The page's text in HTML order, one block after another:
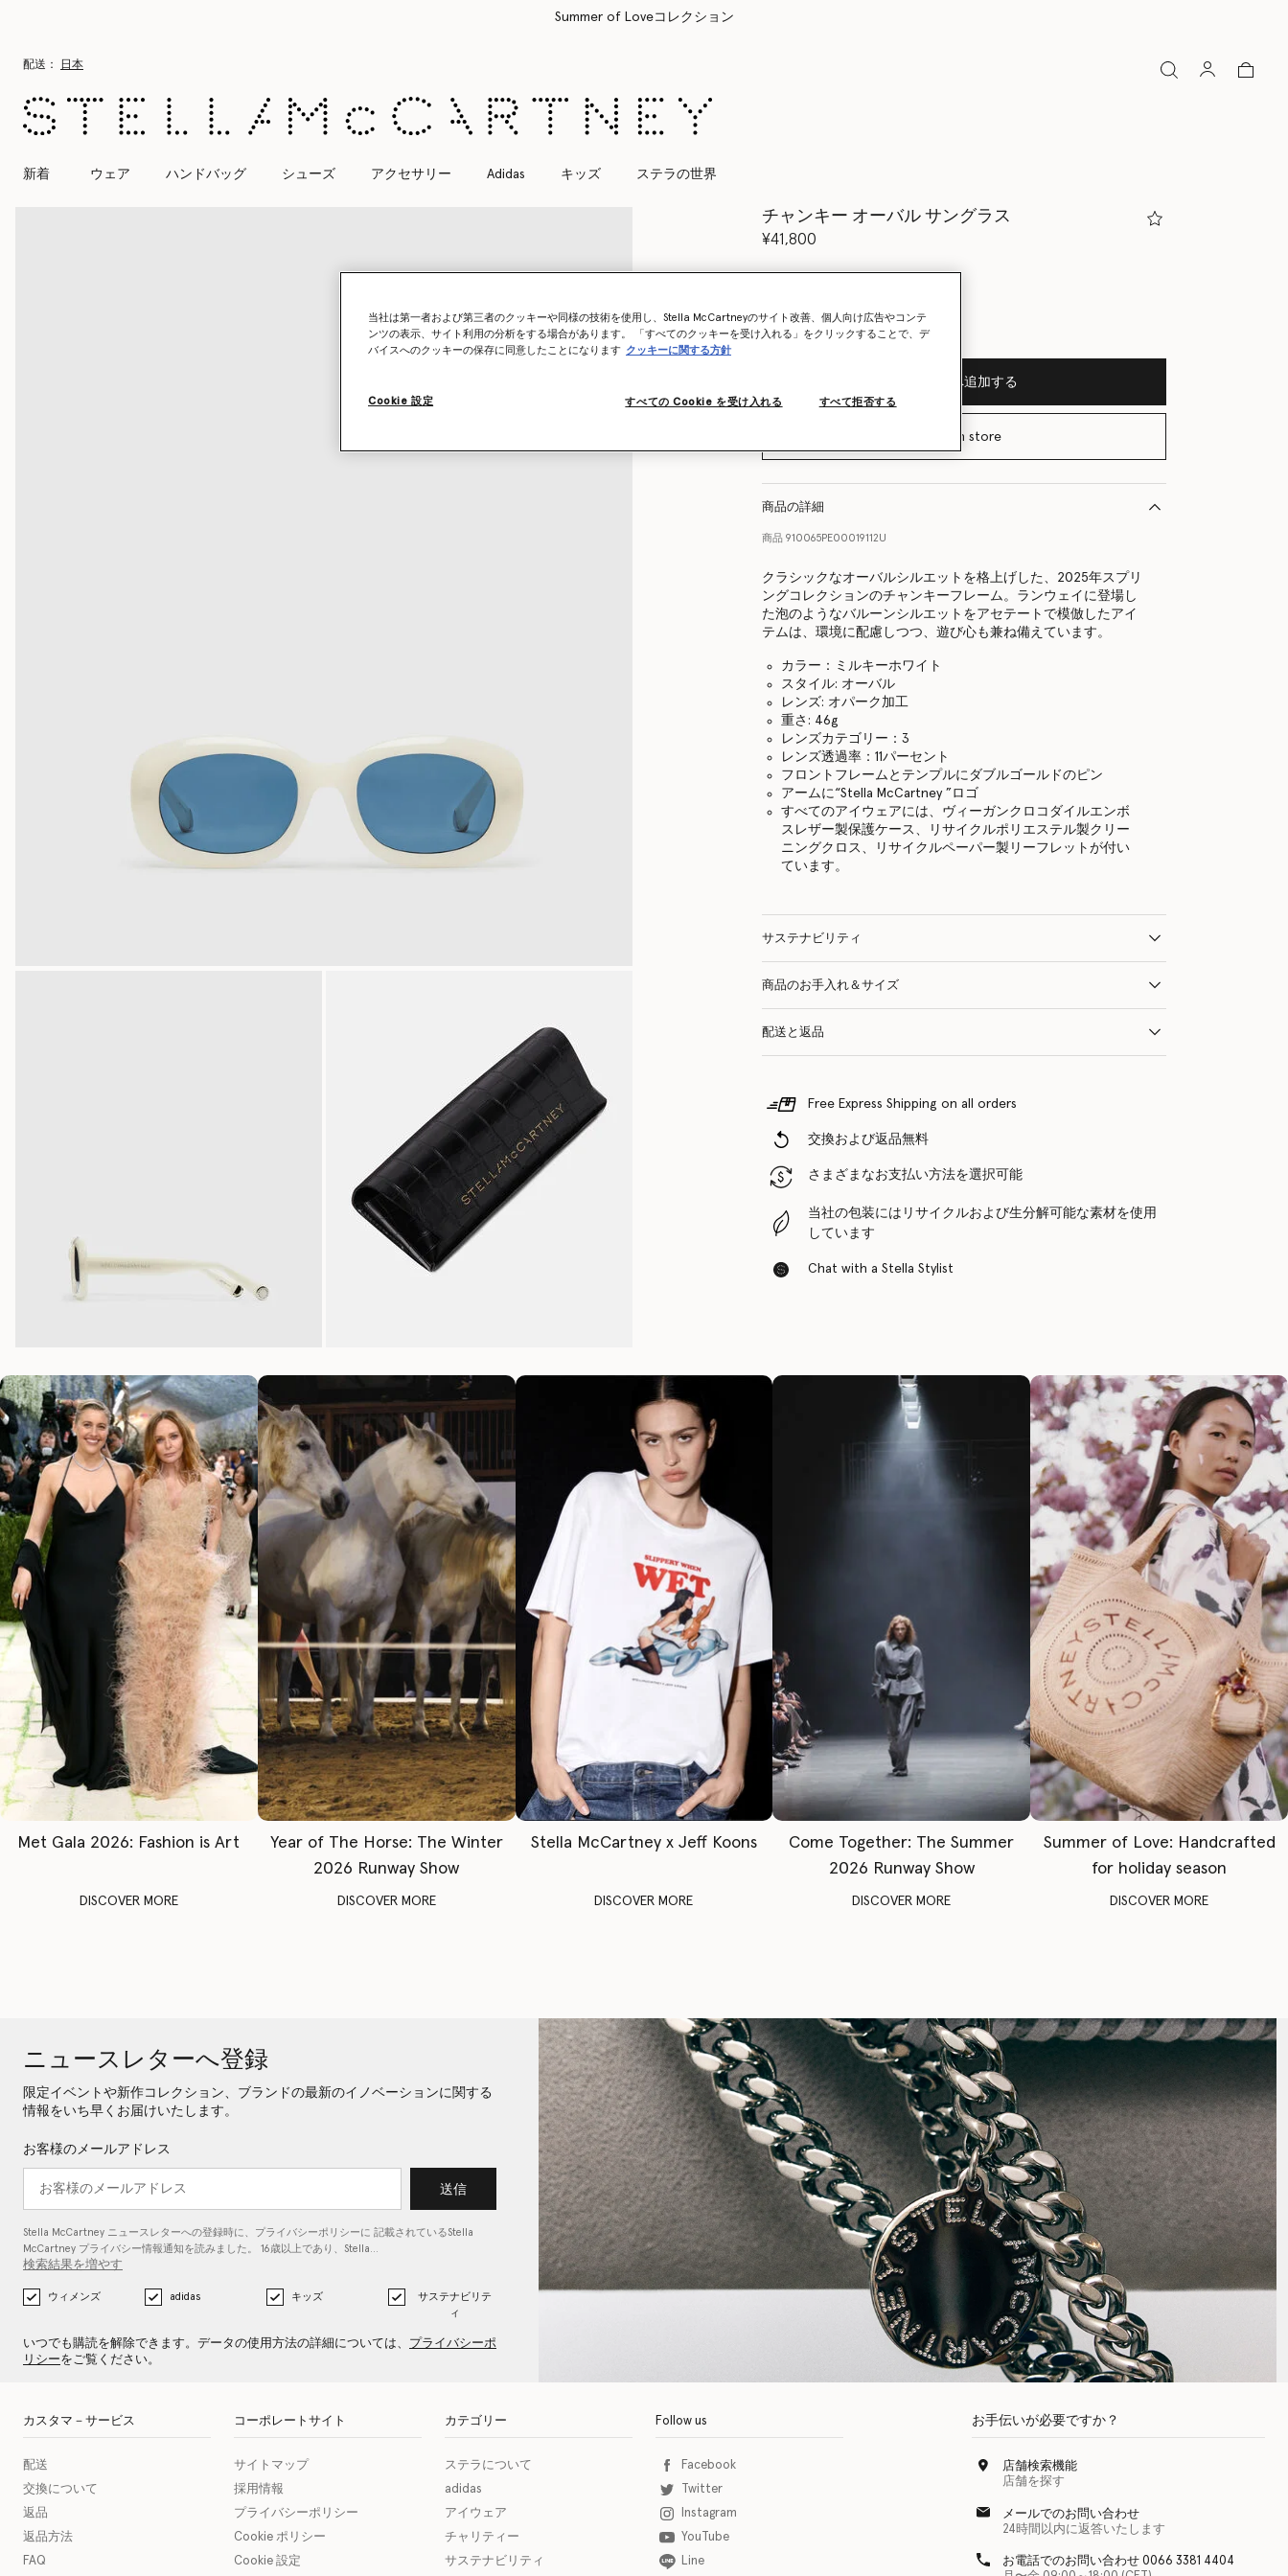
すべてのご注文は無料のエクスプレス配送にてお届けします
配送： 日本
新着 ウェア ハンドバッグ シューズ アクセサリー Adidas キッズ ステラの世界
チャンキー オーバル サングラス
¥41,800
バッグへ追加する
Find in store
商品の詳細
商品 910065PE00019112U
クラシックなオーバルシルエットを格上げした、2025年スプリ
ングコレクションのチャンキーフレーム。ランウェイに登場し
た泡のようなバルーンシルエットをアセテートで模倣したアイ
テムは、環境に配慮しつつ、遊び心も兼ね備えています。
カラー：ミルキーホワイト
スタイル: オーバル
レンズ: オパーク加工
重さ: 46g
レンズカテゴリー：3
レンズ透過率：11パーセント
フロントフレームとテンプルにダブルゴールドのピン
アームに“Stella McCartney ”ロゴ
すべてのアイウェアには、ヴィーガンクロコダイルエンボ
スレザー製保護ケース、リサイクルポリエステル製クリー
ニングクロス、リサイクルペーパー製リーフレットが付い
ています。
サステナビリティ
商品のお手入れ＆サイズ
配送と返品
Free Express Shipping on all orders
交換および返品無料
さまざまなお支払い方法を選択可能
当社の包装にはリサイクルおよび生分解可能な素材を使用
しています
Chat with a Stella Stylist
Met Gala 2026: Fashion is Art
DISCOVER MORE
Year of The Horse: The Winter
2026 Runway Show
DISCOVER MORE
Stella McCartney x Jeff Koons
DISCOVER MORE
Come Together: The Summer
2026 Runway Show
DISCOVER MORE
Summer of Love: Handcrafted
for holiday season
DISCOVER MORE
ニュースレターへ登録
限定イベントや新作コレクション、ブランドの最新のイノベーションに関する
情報をいち早くお届けいたします。
お客様のメールアドレス
送信
Stella McCartney ニュースレターへの登録時に、 プライバシーポリシーに 記載されているStella
McCartney プライバシー情報通知を読みました。 16歳以上であり、Stella…
検索結果を増やす
ウィメンズ adidas キッズ
サステナビリテ
ィ
いつでも購読を解除できます。データの使用方法の詳細については、 プライバシーポ
リシーをご覧ください。
カスタマ－サービス
配送
交換について
返品
返品方法
FAQ
コーポレートサイト
サイトマップ
採用情報
プライバシーポリシー
Cookie ポリシー
Cookie 設定
カテゴリー
ステラについて
adidas
アイウェア
チャリティー
サステナビリティ
Follow us
Facebook
Twitter
Instagram
YouTube
Line
お手伝いが必要ですか？
店舗検索機能
店舗を探す
メールでのお問い合わせ
24時間以内に返答いたします
お電話でのお問い合わせ 0066 3381 4404
当社は第一者および第三者のクッキーや同様の技術を使用し、Stella McCartneyのサイト改善、個人向け広告やコンテ
ンツの表示、サイト利用の分析をする場合があります。 「すべてのクッキーを受け入れる」をクリックすることで、デ
バイスへのクッキーの保存に同意したことになります クッキーに関する方針
Cookie 設定 すべて拒否する
すべての Cookie を受け入れる